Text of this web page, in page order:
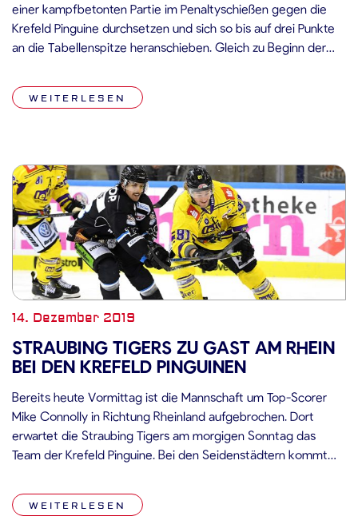
einer kampfbetonten Partie im Penaltyschießen gegen die
Krefeld Pinguine durchsetzen und sich so bis auf drei Punkte
an die Tabellenspitze heranschieben. Gleich zu Beginn der
im Tor der Straubing Tigers aus. Dies resultierte im frühen 1:0
aus […]WEITERLESEN
14. Dezember 2019
STRAUBING TIGERS ZU GAST AM RHEIN
BEI DEN KREFELD PINGUINEN
Bereits heute Vormittag ist die Mannschaft um Top-Scorer
Mike Connolly in Richtung Rheinland aufgebrochen. Dort
erwartet die Straubing Tigers am morgigen Sonntag das
Team der Krefeld Pinguine. Bei den Seidenstädtern kommt
mit sieben Siegen und 19 Niederlagen in 26 Spielen hinzu. Als
Folge daraus musste am Donnerstag Cheftrainer […]
WEITERLESEN